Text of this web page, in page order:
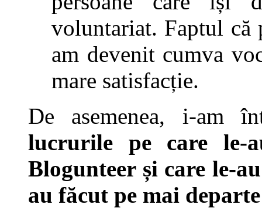
voluntariat. Faptul că
am devenit cumva
mare satisfacție.
De asemenea, i-am
lucrurile pe care le-
Blogunteer și care le-
au făcut pe mai